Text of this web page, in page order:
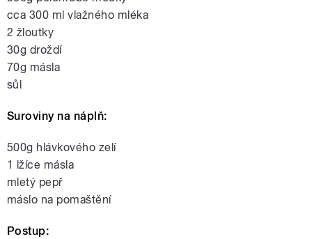
cca 300 ml vlažného mléka
2 žloutky
30g droždí
70g másla
sůl
Suroviny na náplň:
500g hlávkového zelí
1 lžíce másla
mletý pepř
máslo na pomaštění
Postup: